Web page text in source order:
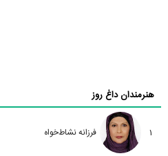
هنرمندان داغ روز
1 فرزانه نشاط‌خواه